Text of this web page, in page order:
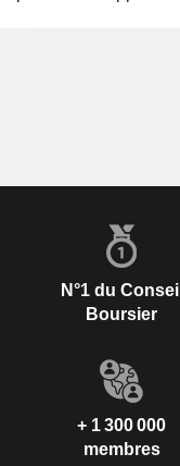
N°1 du Conseil
Boursier
+ 1 300 000
membres